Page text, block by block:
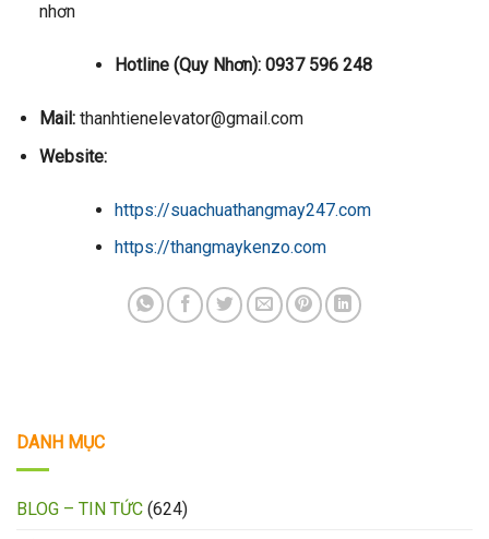
nhơn
Hotline (Quy Nhơn): 0937 596 248
Mail:thanhtienelevator@gmail.com
Website:
https://suachuathangmay247.com
https://thangmaykenzo.com
DANH MỤC
BLOG – TIN TỨC (624)